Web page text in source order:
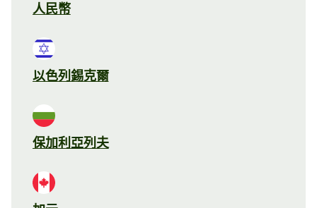
人民幣
以色列錫克爾
保加利亞列夫